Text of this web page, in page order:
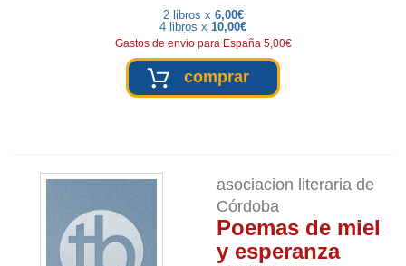
2 libros x 6,00€
4 libros x 10,00€
Gastos de envio para España 5,00€
comprar
asociacion literaria de
Córdoba
Poemas de miel
y esperanza